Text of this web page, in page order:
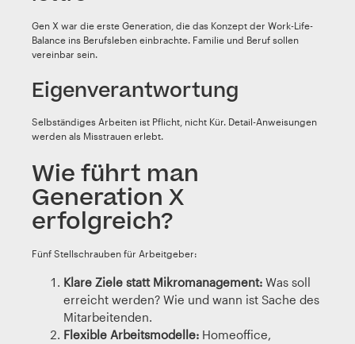
Gen X war die erste Generation, die das Konzept der Work-Life-
Balance ins Berufsleben einbrachte. Familie und Beruf sollen
vereinbar sein.
Eigenverantwortung
Selbständiges Arbeiten ist Pflicht, nicht Kür. Detail-Anweisungen
werden als Misstrauen erlebt.
Wie führt man
Generation X
erfolgreich?
Fünf Stellschrauben für Arbeitgeber:
Klare Ziele statt Mikromanagement: Was soll
erreicht werden? Wie und wann ist Sache des
Mitarbeitenden.
Flexible Arbeitsmodelle: Homeoffice,